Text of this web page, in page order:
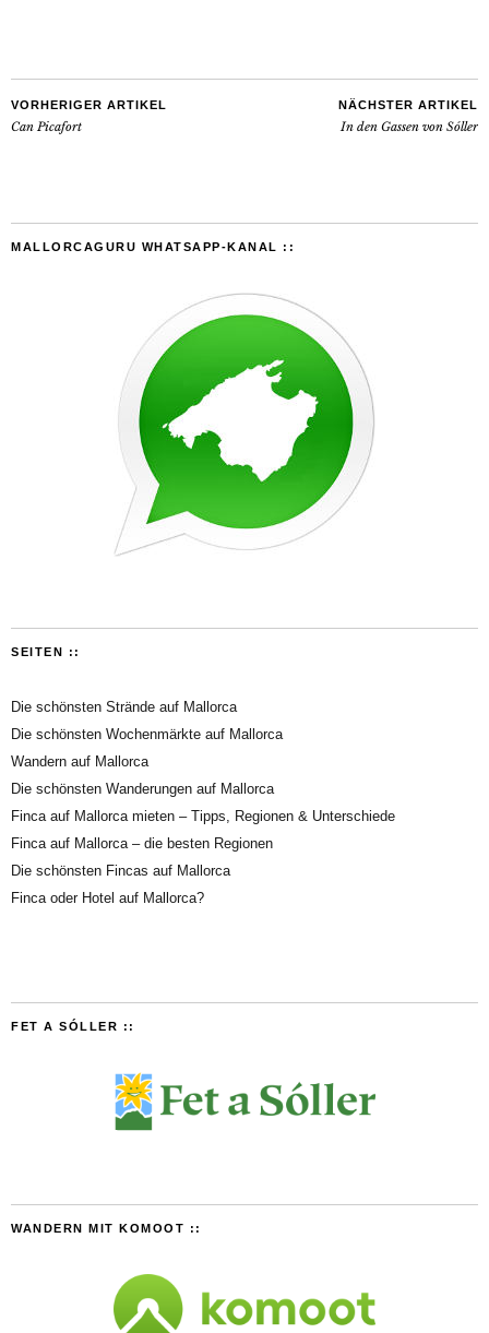
VORHERIGER ARTIKEL
Can Picafort
NÄCHSTER ARTIKEL
In den Gassen von Sóller
MALLORCAGURU WHATSAPP-KANAL ::
SEITEN ::
Die schönsten Strände auf Mallorca
Die schönsten Wochenmärkte auf Mallorca
Wandern auf Mallorca
Die schönsten Wanderungen auf Mallorca
Finca auf Mallorca mieten – Tipps, Regionen & Unterschiede
Finca auf Mallorca – die besten Regionen
Die schönsten Fincas auf Mallorca
Finca oder Hotel auf Mallorca?
FET A SÓLLER ::
WANDERN MIT KOMOOT ::